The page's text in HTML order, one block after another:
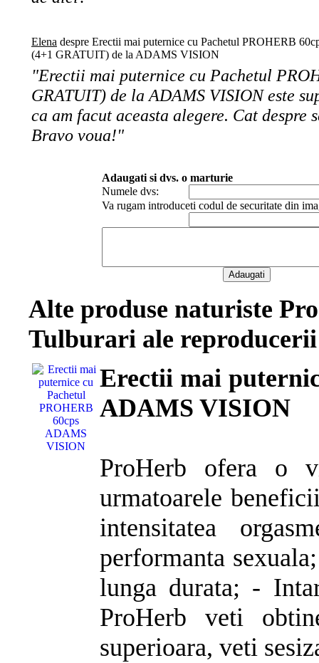
Elena despre Erectii mai puternice cu Pachetul PROHERB
(4+1 GRATUIT) de la ADAMS VISION
"Erectii mai puternice cu Pachetul
GRATUIT) de la ADAMS VISION este
ca am facut aceasta alegere. Cat
Bravo voua!"
Adaugati si dvs. o marturie
Numele dvs:
Va rugam introduceti codul de securitate din
Alte produse naturiste
Tulburari ale reproducerii
Erectii mai
ADAMS VISION
ProHerb ofera o
urmatoarele
intensitatea
performanta
lunga durata; -
ProHerb veti
superioara, veti